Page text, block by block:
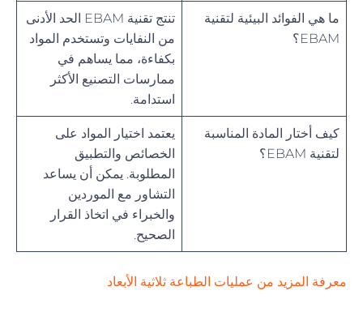
ما هي الفوائد البيئية لتقنية
EBAM؟
تنتج تقنية EBAM الحد الأدنى
من النفايات وتستخدم المواد
بكفاءة، مما يساهم في
ممارسات التصنيع الأكثر
استدامة.
كيف أختار المادة المناسبة
لتقنية EBAM؟
يعتمد اختيار المواد على
الخصائص والتطبيق
المطلوبة. يمكن أن يساعد
التشاور مع الموردين
والخبراء في اتخاذ القرار
الصحيح.
معرفة المزيد من عمليات الطباعة ثلاثية الأبعاد